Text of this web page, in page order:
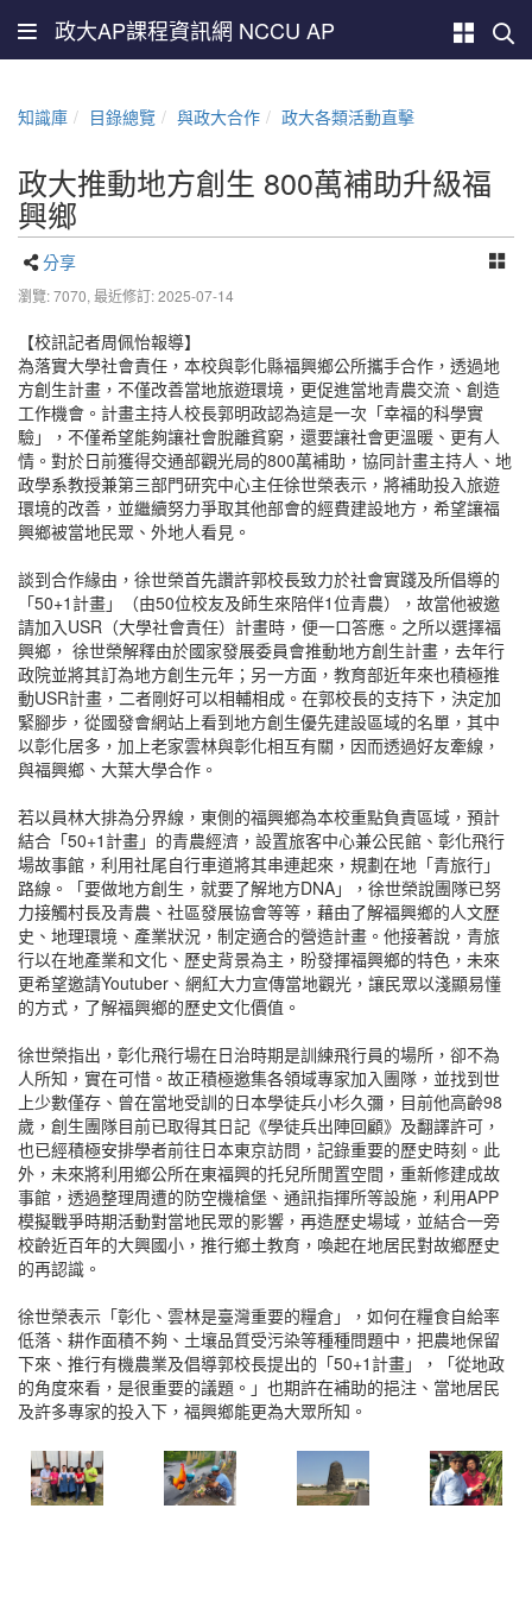
政大AP課程資訊網 NCCU AP
知識庫 目錄總覽 與政大合作 政大各類活動直擊
政大推動地方創生 800萬補助升級福
興鄉
分享
瀏覽: 7070, 最近修訂: 2025-07-14
【校訊記者周佩怡報導】
為落實大學社會責任，本校與彰化縣福興鄉公所攜手合作，透過地
方創生計畫，不僅改善當地旅遊環境，更促進當地青農交流、創造
工作機會。計畫主持人校長郭明政認為這是一次「幸福的科學實
驗」，不僅希望能夠讓社會脫離貧窮，還要讓社會更溫暖、更有人
情。對於日前獲得交通部觀光局的800萬補助，協同計畫主持人、地
政學系教授兼第三部門研究中心主任徐世榮表示，將補助投入旅遊
環境的改善，並繼續努力爭取其他部會的經費建設地方，希望讓福
興鄉被當地民眾、外地人看見。
談到合作緣由，徐世榮首先讚許郭校長致力於社會實踐及所倡導的
「50+1計畫」（由50位校友及師生來陪伴1位青農），故當他被邀
請加入USR（大學社會責任）計畫時，便一口答應。之所以選擇福
興鄉， 徐世榮解釋由於國家發展委員會推動地方創生計畫，去年行
政院並將其訂為地方創生元年；另一方面，教育部近年來也積極推
動USR計畫，二者剛好可以相輔相成。在郭校長的支持下，決定加
緊腳步，從國發會網站上看到地方創生優先建設區域的名單，其中
以彰化居多，加上老家雲林與彰化相互有關，因而透過好友牽線，
與福興鄉、大葉大學合作。
若以員林大排為分界線，東側的福興鄉為本校重點負責區域，預計
結合「50+1計畫」的青農經濟，設置旅客中心兼公民館、彰化飛行
場故事館，利用社尾自行車道將其串連起來，規劃在地「青旅行」
路線。「要做地方創生，就要了解地方DNA」，徐世榮說團隊已努
力接觸村長及青農、社區發展協會等等，藉由了解福興鄉的人文歷
史、地理環境、產業狀況，制定適合的營造計畫。他接著說，青旅
行以在地產業和文化、歷史背景為主，盼發揮福興鄉的特色，未來
更希望邀請Youtuber、網紅大力宣傳當地觀光，讓民眾以淺顯易懂
的方式，了解福興鄉的歷史文化價值。
徐世榮指出，彰化飛行場在日治時期是訓練飛行員的場所，卻不為
人所知，實在可惜。故正積極邀集各領域專家加入團隊，並找到世
上少數僅存、曾在當地受訓的日本學徒兵小杉久彌，目前他高齡98
歲，創生團隊目前已取得其日記《學徒兵出陣回顧》及翻譯許可，
也已經積極安排學者前往日本東京訪問，記錄重要的歷史時刻。此
外，未來將利用鄉公所在東福興的托兒所閒置空間，重新修建成故
事館，透過整理周遭的防空機槍堡、通訊指揮所等設施，利用APP
模擬戰爭時期活動對當地民眾的影響，再造歷史場域，並結合一旁
校齡近百年的大興國小，推行鄉土教育，喚起在地居民對故鄉歷史
的再認識。
徐世榮表示「彰化、雲林是臺灣重要的糧倉」，如何在糧食自給率
低落、耕作面積不夠、土壤品質受污染等種種問題中，把農地保留
下來、推行有機農業及倡導郭校長提出的「50+1計畫」，「從地政
的角度來看，是很重要的議題。」也期許在補助的挹注、當地居民
及許多專家的投入下，福興鄉能更為大眾所知。